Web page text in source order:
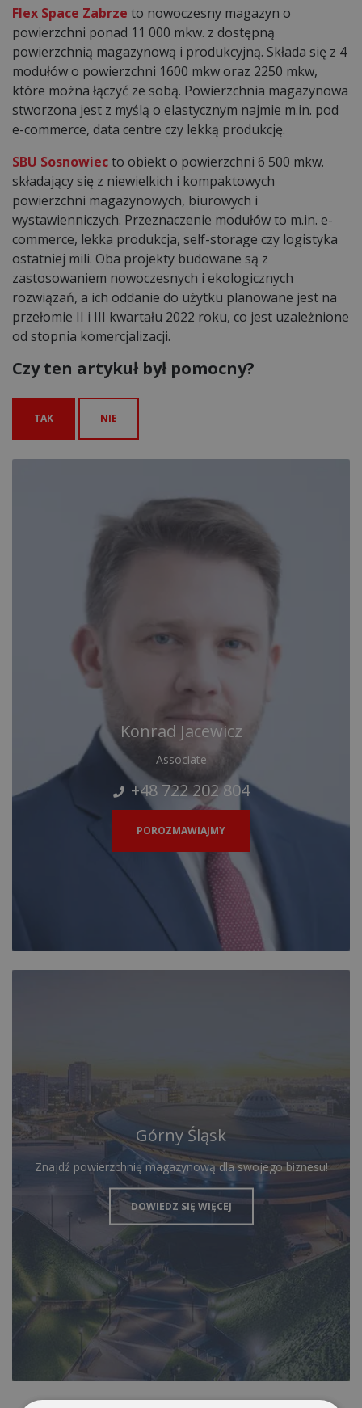
Flex Space Zabrze to nowoczesny magazyn o
powierzchni ponad 11 000 mkw. z dostępną
powierzchnią magazynową i produkcyjną. Składa się z 4
modułów o powierzchni 1600 mkw oraz 2250 mkw,
które można łączyć ze sobą. Powierzchnia magazynowa
stworzona jest z myślą o elastycznym najmie m.in. pod
e-commerce, data centre czy lekką produkcję.
SBU Sosnowiecto obiekt o powierzchni 6 500 mkw.
składający się z niewielkich i kompaktowych
powierzchni magazynowych, biurowych i
wystawienniczych. Przeznaczenie modułów to m.in. e-
commerce, lekka produkcja, self-storage czy logistyka
ostatniej mili. Oba projekty budowane są z
zastosowaniem nowoczesnych i ekologicznych
rozwiązań, a ich oddanie do użytku planowane jest na
przełomie II i III kwartału 2022 roku, co jest uzależnione
od stopnia komercjalizacji.
Czy ten artykuł był pomocny?
TAK NIE
Konrad Jacewicz
Associate
+48 722 202 804
POROZMAWIAJMY
Górny Śląsk
Znajdź powierzchnię magazynową dla swojego biznesu!
DOWIEDZ SIĘ WIĘCEJ